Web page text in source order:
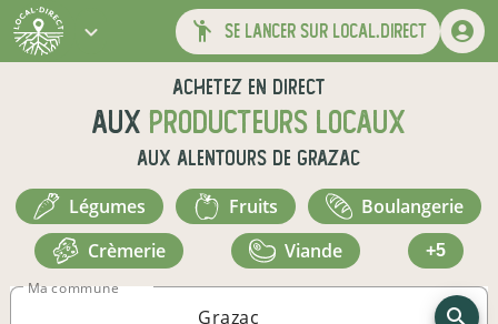
se lancer sur local.direct
Achetez en direct
aux producteurs locaux
aux alentours de Grazac
légumes fruits
boulangerie
crèmerie
viande +5
Ma commune